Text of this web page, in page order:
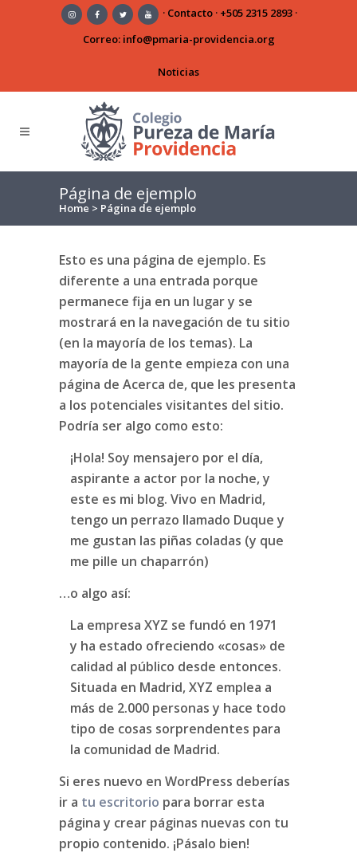
· Contacto· +505 2315 2893·
Correo: info@pmaria-providencia.org
Noticias
Página de ejemplo
Home > Página de ejemplo
Esto es una página de ejemplo. Es
diferente a una entrada porque
permanece fija en un lugar y se
mostrará en la navegación de tu sitio
(en la mayoría de los temas). La
mayoría de la gente empieza con una
página de Acerca de, que les presenta
a los potenciales visitantes del sitio.
Podría ser algo como esto:
¡Hola! Soy mensajero por el día,
aspirante a actor por la noche, y
este es mi blog. Vivo en Madrid,
tengo un perrazo llamado Duque y
me gustan las piñas coladas (y que
me pille un chaparrón)
…o algo así:
La empresa XYZ se fundó en 1971
y ha estado ofreciendo «cosas» de
calidad al público desde entonces.
Situada en Madrid, XYZ emplea a
más de 2.000 personas y hace todo
tipo de cosas sorprendentes para
la comunidad de Madrid.
Si eres nuevo en WordPress deberías
ir a tu escritorio para borrar esta
página y crear páginas nuevas con tu
propio contenido. ¡Pásalo bien!